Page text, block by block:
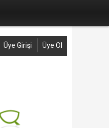
Üye Girişi Üye Ol